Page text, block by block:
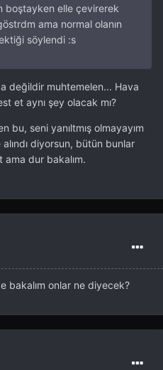
boştayken elle çevirerek
ama normal olanın
söylendi :s
değildir muhtemelen... Hava
et aynı şey olacak mı?
bu, seni yanıltmış olmayayım
diyorsun, bütün bunlar
ama dur bakalım.
bakalım onlar ne diyecek?